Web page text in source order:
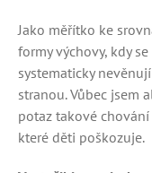
Jako měřítko ke
formy výchovy, kdy
systematicky
stranou. Vůbec jsem
potaz takové
které děti poškozuje.